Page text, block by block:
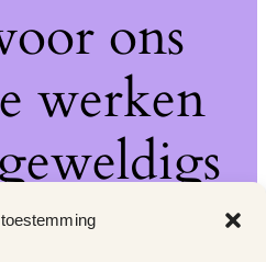
ons
werken
terug!